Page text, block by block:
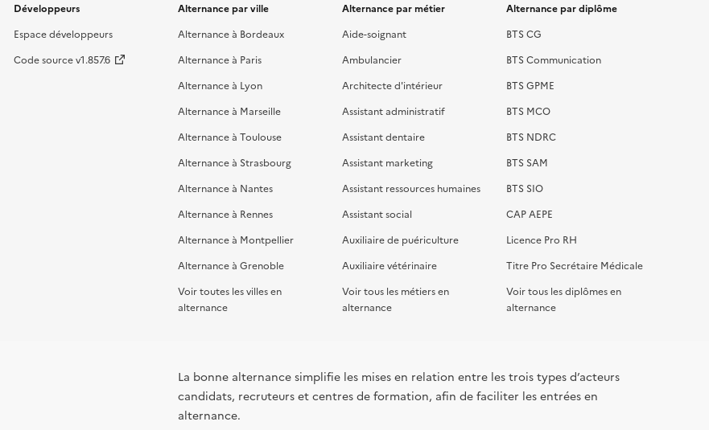
Développeurs
Espace développeurs
Code source v1.857.6
Alternance par ville
Alternance à Bordeaux
Alternance à Paris
Alternance à Lyon
Alternance à Marseille
Alternance à Toulouse
Alternance à Strasbourg
Alternance à Nantes
Alternance à Rennes
Alternance à Montpellier
Alternance à Grenoble
Voir toutes les villes en
alternance
Alternance par métier
Aide-soignant
Ambulancier
Architecte d'intérieur
Assistant administratif
Assistant dentaire
Assistant marketing
Assistant ressources humaines
Assistant social
Auxiliaire de puériculture
Auxiliaire vétérinaire
Voir tous les métiers en
alternance
Alternance par diplôme
BTS CG
BTS Communication
BTS GPME
BTS MCO
BTS NDRC
BTS SAM
BTS SIO
CAP AEPE
Licence Pro RH
Titre Pro Secrétaire Médicale
Voir tous les diplômes en
alternance
La bonne alternance simplifie les mises en relation entre les trois types d’acteurs
candidats, recruteurs et centres de formation, afin de faciliter les entrées en
alternance.